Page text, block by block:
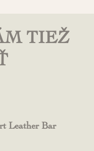
TIEŽ
Leather Bar